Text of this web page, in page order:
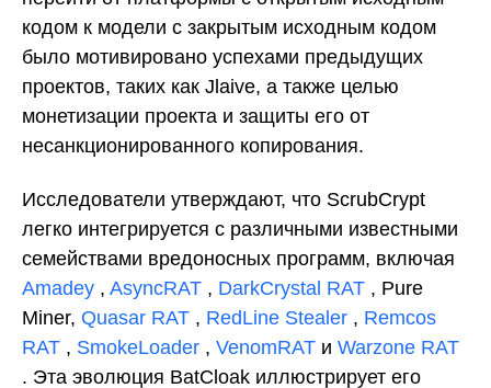
кодом к модели с закрытым исходным кодом
было мотивировано успехами предыдущих
проектов, таких как Jlaive, а также целью
монетизации проекта и защиты его от
несанкционированного копирования.
Исследователи утверждают, что ScrubCrypt
легко интегрируется с различными известными
семействами вредоносных программ, включая
Amadey , AsyncRAT , DarkCrystal RAT , Pure
Miner, Quasar RAT , RedLine Stealer , Remcos
RAT , SmokeLoader , VenomRAT и Warzone RAT
. Эта эволюция BatCloak иллюстрирует его